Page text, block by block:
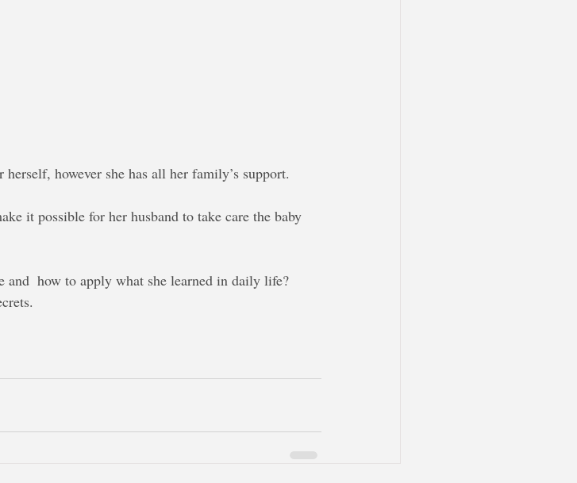
however she has all her family’s support.
it possible for her husband to take care the baby
and  how to apply what she learned in daily life?